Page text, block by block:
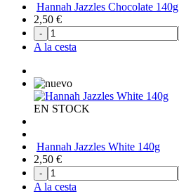
Hannah Jazzles Chocolate 140g
2,50 €
-
A la cesta
EN STOCK
Hannah Jazzles White 140g
2,50 €
-
A la cesta